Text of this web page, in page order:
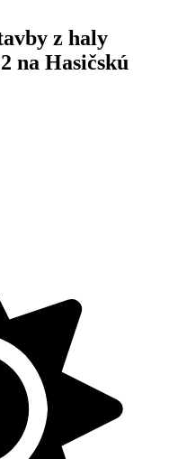
z haly
na Hasičskú